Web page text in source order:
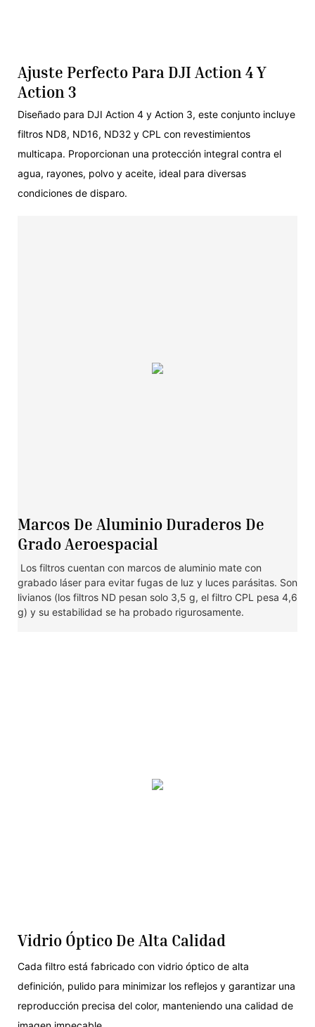
Ajuste Perfecto Para DJI Action 4 Y
Action 3
Diseñado para DJI Action 4 y Action 3, este conjunto incluye
filtros ND8, ND16, ND32 y CPL con revestimientos
multicapa. Proporcionan una protección integral contra el
agua, rayones, polvo y aceite, ideal para diversas
condiciones de disparo.
Marcos De Aluminio Duraderos De
Grado Aeroespacial
Los filtros cuentan con marcos de aluminio mate con
grabado láser para evitar fugas de luz y luces parásitas. Son
livianos (los filtros ND pesan solo 3,5 g, el filtro CPL pesa 4,6
g) y su estabilidad se ha probado rigurosamente.
Vidrio Óptico De Alta Calidad
Cada filtro está fabricado con vidrio óptico de alta
definición, pulido para minimizar los reflejos y garantizar una
reproducción precisa del color, manteniendo una calidad de